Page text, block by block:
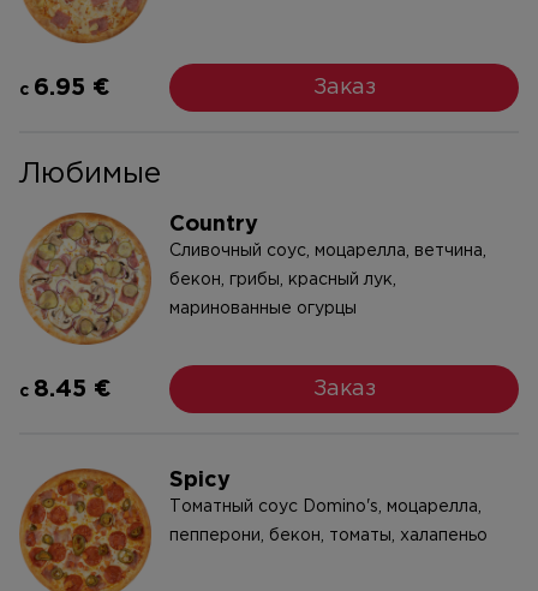
c 6.95 € Заказ
Любимые
Country
Cливочный соус, моцарелла, ветчина,
бекон, грибы, красный лук,
маринованные огурцы
c 8.45 € Заказ
Spicy
Tоматный соус Domino's, моцареллa,
пепперони, бекон, томаты, халапеньо